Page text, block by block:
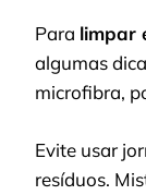
Para limpar
algumas
microfibra,
Evite usar
resíduos.